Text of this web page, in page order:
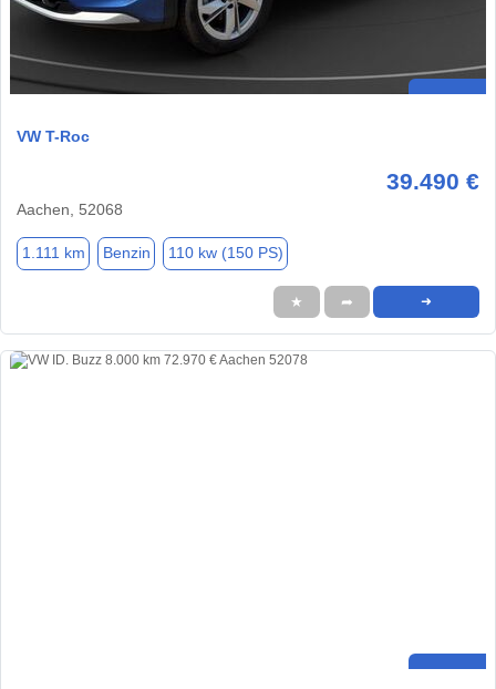
VW T-Roc
39.490 €
Aachen, 52068
1.111 km Benzin 110 kw (150 PS)
★ ➦ ➜